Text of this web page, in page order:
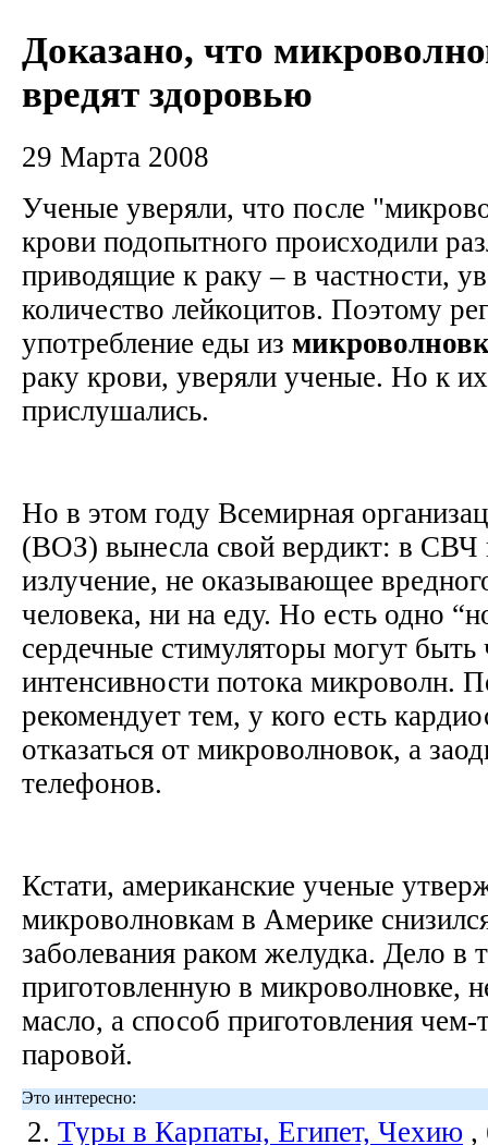
Доказано, что
вредят здоровью
29 Марта 2008
Ученые уверяли, что после
крови подопытного происходили
приводящие к раку – в частности,
количество лейкоцитов. Поэтому
употребление еды из
раку крови, уверяли ученые. Но к
прислушались.
Но в этом году Всемирная
(ВОЗ) вынесла свой вердикт: в СВЧ
излучение, не оказывающее
человека, ни на еду. Но есть одно
сердечные стимуляторы могут быть
интенсивности потока микроволн.
рекомендует тем, у кого есть
отказаться от микроволновок, а
телефонов.
Кстати, американские ученые
микроволновкам в Америке
заболевания раком желудка. Дело в
приготовленную в микроволновке,
масло, а способ приготовления чем-
паровой.
Это интересно:
2. Туры в Карпаты, Египет, Чехию ,